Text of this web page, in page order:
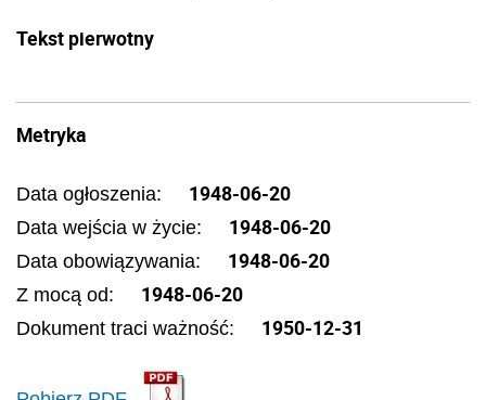
Tekst pierwotny
Metryka
Data ogłoszenia: 1948-06-20
Data wejścia w życie: 1948-06-20
Data obowiązywania: 1948-06-20
Z mocą od: 1948-06-20
Dokument traci ważność: 1950-12-31